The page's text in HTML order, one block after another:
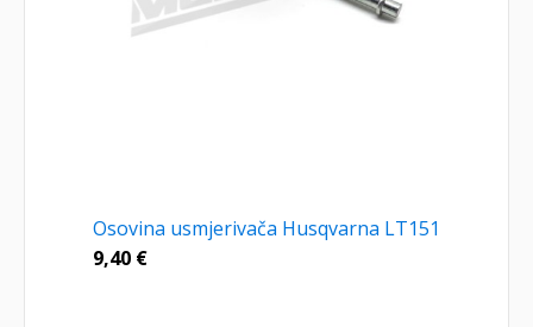
Osovina usmjerivača Husqvarna LT151
9,40 €